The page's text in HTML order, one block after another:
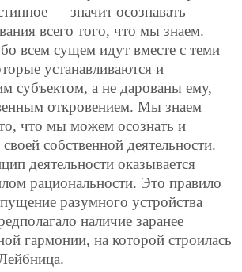
— значит осознавать
всего того, что мы знаем.
всем сущем идут вместе с теми
устанавливаются и
субъектом, а не дарованы ему,
откровением. Мы знаем
что мы можем осознать и
собственной деятельности.
деятельности оказывается
рациональности. Это правило
разумного устройства
наличие заранее
гармонии, на которой строилась